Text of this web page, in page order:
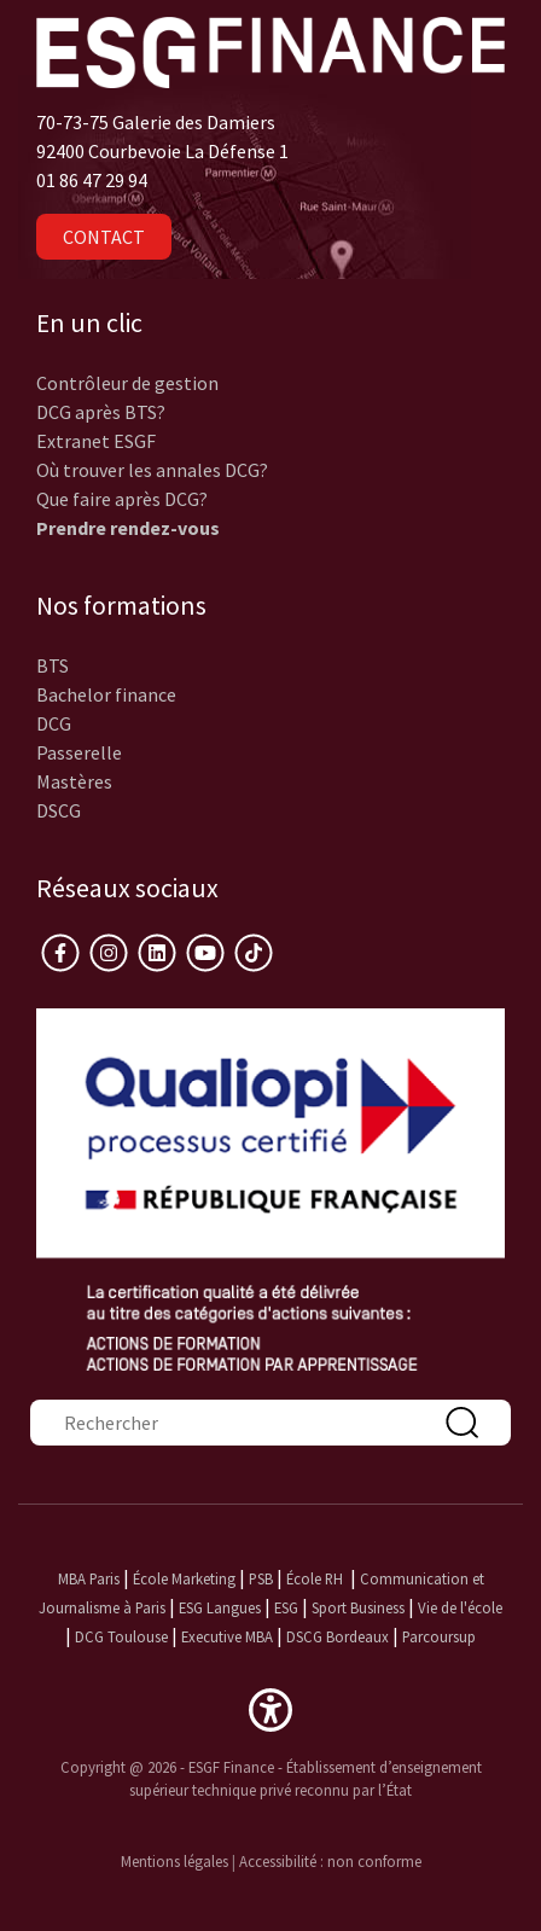
70-73-75 Galerie des Damiers
92400 Courbevoie La Défense 1
01 86 47 29 94
CONTACT
En un clic
Contrôleur de gestion
DCG après BTS?
Extranet ESGF
Où trouver les annales DCG?
Que faire après DCG?
Prendre rendez-vous
Nos formations
BTS
Bachelor finance
DCG
Passerelle
Mastères
DSCG
Réseaux sociaux
Formulaire de recherche
MBA Paris| École Marketing| PSB| École RH | Communication et
Journalisme à Paris | ESG Langues | ESG | Sport Business | Vie de l'école
| DCG Toulouse | Executive MBA | DSCG Bordeaux | Parcoursup
Copyright @ 2026 - ESGF Finance - Établissement d’enseignement
supérieur technique privé reconnu par l’État
Mentions légales| Accessibilité : non conforme